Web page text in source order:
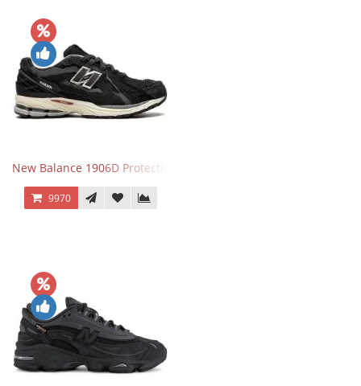
New Balance 1906D Protection Pack Black черные
9970